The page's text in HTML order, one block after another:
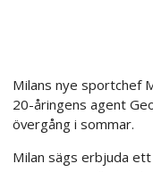
Milans nye sportchef
20-åringens agent
övergång i sommar.
Milan sägs erbjuda